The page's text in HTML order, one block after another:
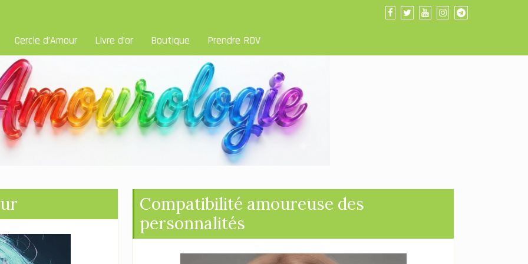
Cercle d’Amour Livre d’or Boutique Prendre RDV
Compatibilité amoureuse des
personnalités